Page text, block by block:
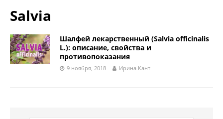
Salvia
Шалфей лекарственный (Salvia officinalis
L.): описание, свойства и
противопоказания
9 ноября, 2018 Ирина Кант